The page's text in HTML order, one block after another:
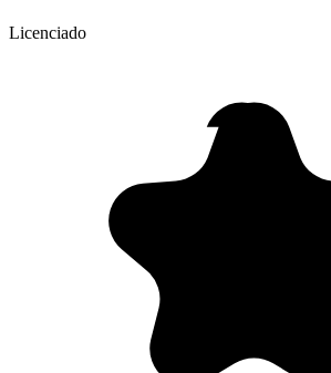
Licenciado